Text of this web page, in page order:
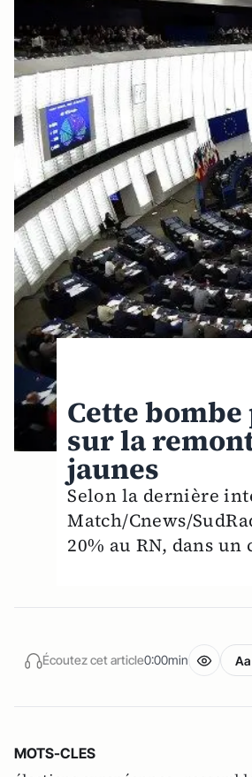
Cette
sur la
jaunes
Selon la dernière
Match/Cnews/
20% au RN, dans
Écoutez cet article0:00min Aa
MOTS-CLES